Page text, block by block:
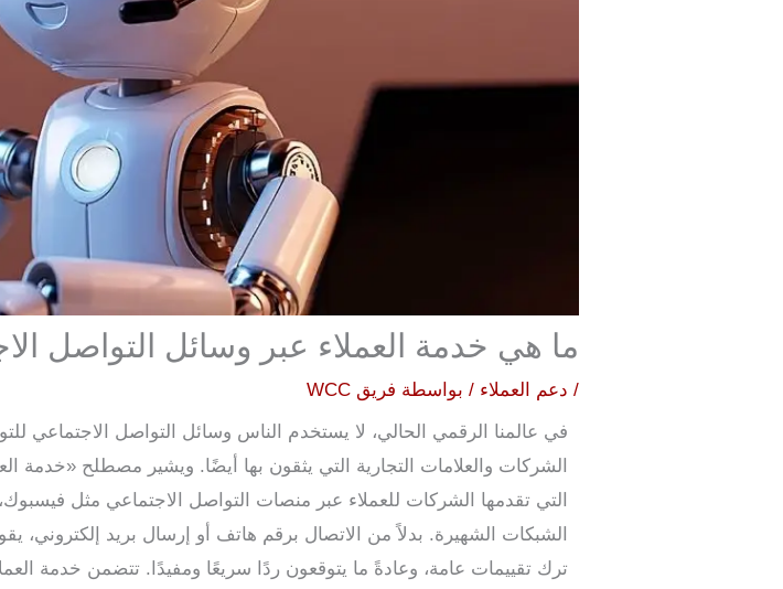
ما هي خدمة العملاء عبر وسائل التواصل
/ دعم العملاء / بواسطة فريق WCC
في عالمنا الرقمي الحالي، لا يستخدم الناس وسائل التواصل الاجتماعي
الشركات والعلامات التجارية التي يثقون بها أيضًا. ويشير مصطلح «خدمة
الشبكات الشهيرة. بدلاً من الاتصال برقم هاتف أو إرسال بريد إلكتروني،
ترك تقييمات عامة، وعادةً ما يتوقعون ردًا سريعًا ومفيدًا. تتضمن خدمة